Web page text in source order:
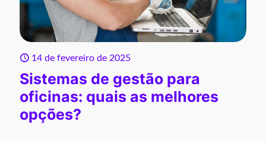
14 de fevereiro de 2025
Sistemas de gestão para
oficinas: quais as melhores
opções?